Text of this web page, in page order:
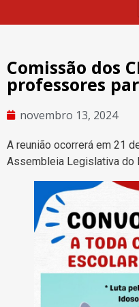
Comissão dos
professores
novembro 13, 2024
A reunião ocorrerá em 21
Assembleia Legislativa do